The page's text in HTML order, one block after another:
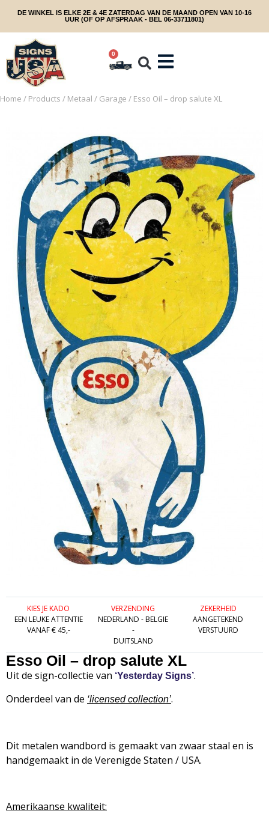
DE WINKEL IS ELKE 2E & 4E ZATERDAG VAN DE MAAND OPEN VAN 10-16
UUR (OF OP AFSPRAAK - BEL 06-33711801)
0
Home / Products / Metaal / Garage / Esso Oil – drop salute XL
KIES JE KADO
EEN LEUKE ATTENTIE
VANAF € 45,-
VERZENDING
NEDERLAND - BELGIE
-
DUITSLAND
ZEKERHEID
AANGETEKEND
VERSTUURD
Esso Oil – drop salute XL
Uit de sign-collectie van ‘Yesterday Signs’.
Onderdeel van de ‘licensed collection’.
Dit metalen wandbord is gemaakt van zwaar staal en is
handgemaakt in de Verenigde Staten / USA.
Amerikaanse kwaliteit: